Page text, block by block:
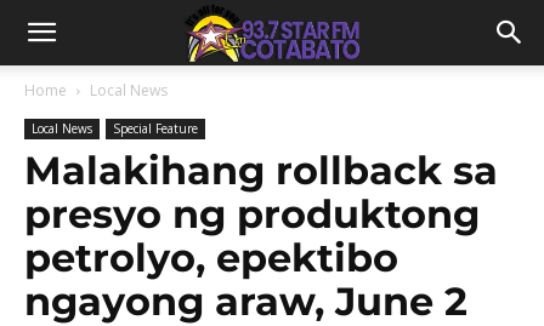
Home Local News
Local News Special Feature
Malakihang rollback sa
presyo ng produktong
petrolyo, epektibo
ngayong araw, June 2